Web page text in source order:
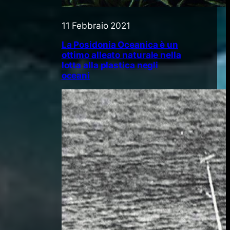
11 Febbraio 2021
La Posidonia Oceanica è un
ottimo alleato naturale nella
lotta alla plastica negli
oceani